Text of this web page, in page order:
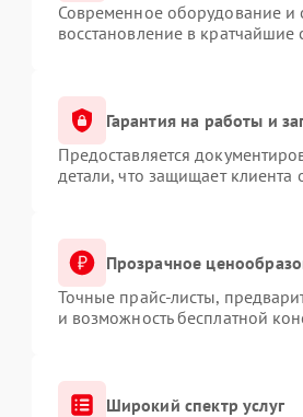
Современное оборудование и
восстановление в
Гарантия на работы и
Предоставляется
детали, что защищает
Прозрачное
Точные прайс-листы,
и возможность бесплатной
Широкий спектр услуг